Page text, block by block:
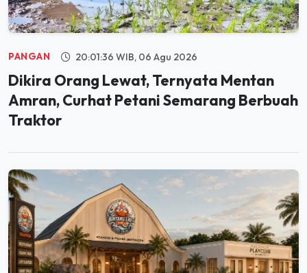
PANGAN 20:01:36 WIB, 06 Agu 2026
Dikira Orang Lewat, Ternyata Mentan
Amran, Curhat Petani Semarang Berbuah
Traktor